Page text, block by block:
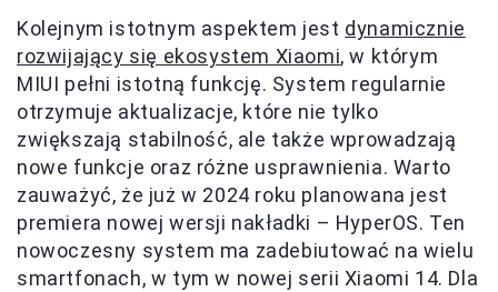
Kolejnym istotnym aspektem jest dynamicznie
rozwijający się ekosystem Xiaomi, w którym
MIUI pełni istotną funkcję. System regularnie
otrzymuje aktualizacje, które nie tylko
zwiększają stabilność, ale także wprowadzają
nowe funkcje oraz różne usprawnienia. Warto
zauważyć, że już w 2024 roku planowana jest
premiera nowej wersji nakładki – HyperOS. Ten
nowoczesny system ma zadebiutować na wielu
smartfonach, w tym w nowej serii Xiaomi 14. Dla